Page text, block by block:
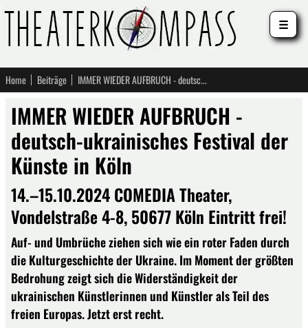
Home Beiträge IMMER WIEDER AUFBRUCH - deutsch-ukrainisches Festival der Künste in Köln
IMMER WIEDER AUFBRUCH -
deutsch-ukrainisches Festival der
Künste in Köln
14.–15.10.2024 COMEDIA Theater,
Vondelstraße 4-8, 50677 Köln Eintritt frei!
Auf- und Umbrüche ziehen sich wie ein roter Faden durch
die Kulturgeschichte der Ukraine. Im Moment der größten
Bedrohung zeigt sich die Widerständigkeit der
ukrainischen Künstlerinnen und Künstler als Teil des
freien Europas. Jetzt erst recht.
☰